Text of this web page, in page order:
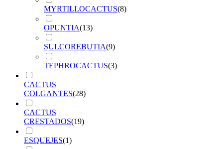
MYRTILLOCACTUS(8)
OPUNTIA(13)
SULCOREBUTIA(9)
TEPHROCACTUS(3)
CACTUS
COLGANTES(28)
CACTUS
CRESTADOS(19)
ESQUEJES(1)